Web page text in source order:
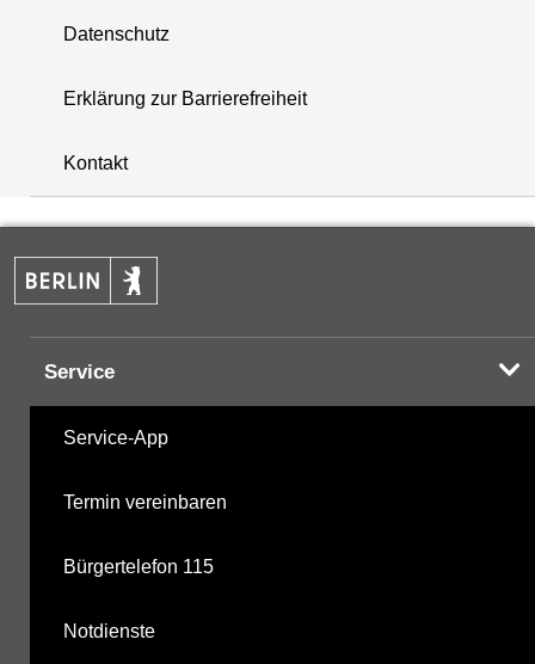
+
−
Datenschutz
Erklärung zur Barrierefreiheit
Kontakt
Service
Service-App
Termin vereinbaren
Bürgertelefon 115
Notdienste